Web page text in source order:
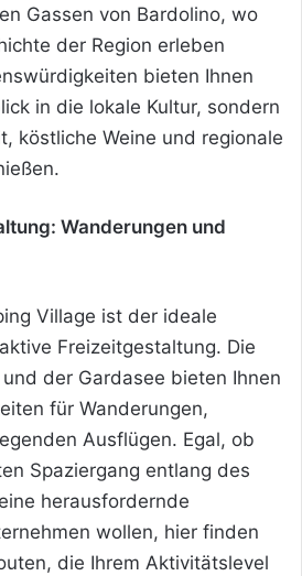
Gassen von Bardolino, wo
der Region erleben
bieten Ihnen
in die lokale Kultur, sondern
köstliche Weine und regionale
Wanderungen und
Village ist der ideale
Freizeitgestaltung. Die
der Gardasee bieten Ihnen
für Wanderungen,
Ausflügen. Egal, ob
Spaziergang entlang des
herausfordernde
wollen, hier finden
die Ihrem Aktivitätslevel